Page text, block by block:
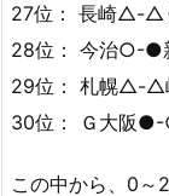
27位： 長崎△-△
28位： 今治○-●
29位： 札幌△-△
30位： Ｇ大阪●-
この中から、0～